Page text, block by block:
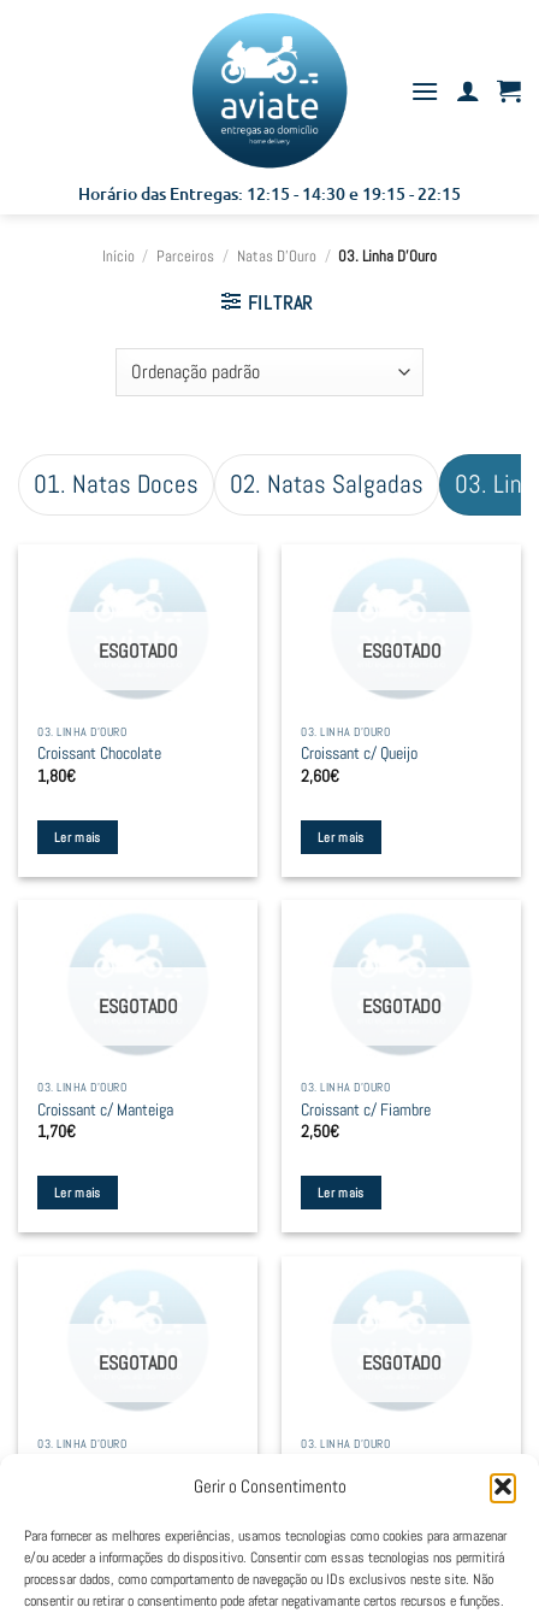
Gerir o Consentimento
Para fornecer as melhores experiências, usamos tecnologias como cookies para armazenar
e/ou aceder a informações do dispositivo. Consentir com essas tecnologias nos permitirá
processar dados, como comportamento de navegação ou IDs exclusivos neste site. Não
consentir ou retirar o consentimento pode afetar negativamante certos recursos e funções.
Horário das Entregas: 12:15 - 14:30 e 19:15 - 22:15
Início / Parceiros / Natas D'Ouro / 03. Linha D'Ouro
FILTRAR
01. Natas Doces 02. Natas Salgadas 03.
ESGOTADO
03. LINHA D'OURO
Croissant Chocolate
1,80€
Ler mais
ESGOTADO
03. LINHA D'OURO
Croissant c/ Queijo
2,60€
Ler mais
ESGOTADO
03. LINHA D'OURO
Croissant c/ Manteiga
1,70€
Ler mais
ESGOTADO
03. LINHA D'OURO
Croissant c/ Fiambre
2,50€
Ler mais
ESGOTADO
03. LINHA D'OURO
Ler mais
ESGOTADO
03. LINHA D'OURO
1,50€
Ler mais